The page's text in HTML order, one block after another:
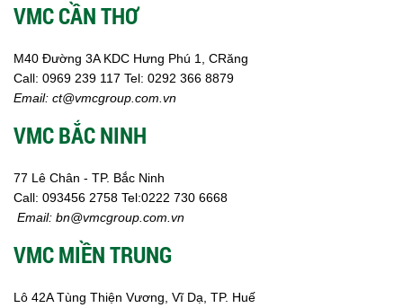
VMC CẦN THƠ
M40 Đường 3A KDC Hưng Phú 1, CRăng
Call: 0969 239 117 Tel: 0292 366 8879
Email: ct@vmcgroup.com.vn
VMC BẮC NINH
77 Lê Chân - TP. Bắc Ninh
Call: 093456 2758 Tel:0222 730 6668
Email: bn@vmcgroup.com.vn
VMC MIỀN TRUNG
Lô 42A Tùng Thiện Vương, Vĩ Dạ, TP. Huế